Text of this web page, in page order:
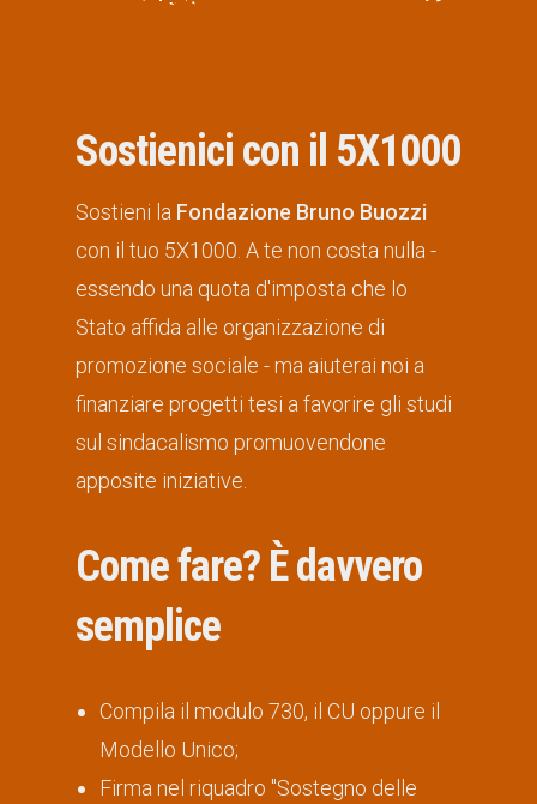
Sostienici con il 5X1000
Sostieni la Fondazione Bruno Buozzi
con il tuo 5X1000. A te non costa nulla -
essendo una quota d'imposta che lo
Stato affida alle organizzazione di
promozione sociale - ma aiuterai noi a
finanziare progetti tesi a favorire gli studi
sul sindacalismo promuovendone
apposite iniziative.
Come fare? È davvero
semplice
Compila il modulo 730, il CU oppure il
Modello Unico;
Firma nel riquadro "Sostegno delle